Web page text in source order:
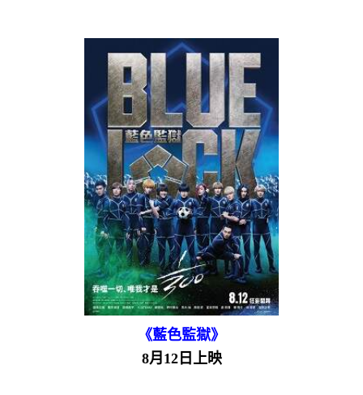
《藍色監獄》
8月12日上映